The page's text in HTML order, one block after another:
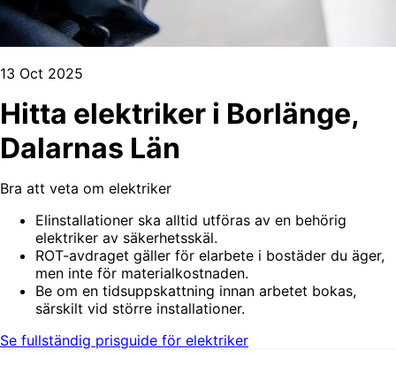
13 Oct 2025
Hitta elektriker i Borlänge,
Dalarnas Län
Bra att veta om elektriker
Elinstallationer ska alltid utföras av en behörig
elektriker av säkerhetsskäl.
ROT-avdraget gäller för elarbete i bostäder du äger,
men inte för materialkostnaden.
Be om en tidsuppskattning innan arbetet bokas,
särskilt vid större installationer.
Se fullständig prisguide för elektriker